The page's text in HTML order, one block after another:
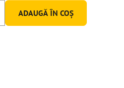
ADAUGĂ ÎN COŞ